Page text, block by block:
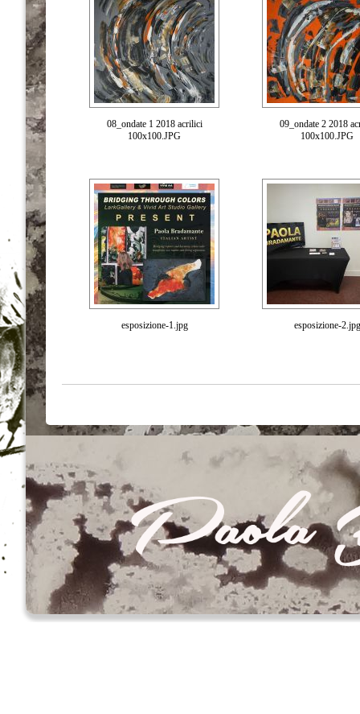
08_ondate 1 2018 acrilici
100x100.JPG
09_ondate 2 2018
100x100.JPG
esposizione-1.jpg esposizione-2.jpg